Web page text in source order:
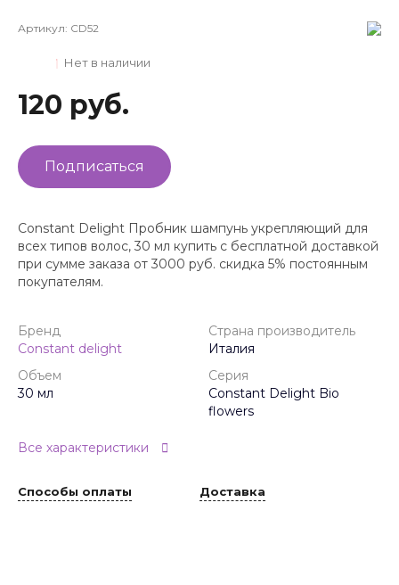
Артикул: CD52
Нет в наличии
120 руб.
Подписаться
Constant Delight Пробник шампунь укрепляющий для
всех типов волос, 30 мл купить с бесплатной доставкой
при сумме заказа от 3000 руб. скидка 5% постоянным
покупателям.
Бренд
Constant delight
Страна производитель
Италия
Объем
30 мл
Серия
Constant Delight Bio
flowers
Все характеристики
Способы оплаты Доставка